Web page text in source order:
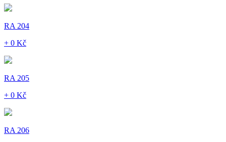
RA 204
+ 0 Kč
RA 205
+ 0 Kč
RA 206